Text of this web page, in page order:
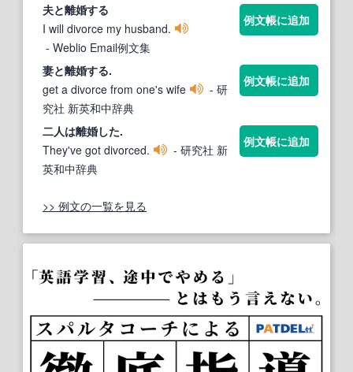
夫と離婚する
I will divorce my husband.
- Weblio Email例文集
例文帳に追加
妻と離婚する.
get a divorce from one's wife
- 研
究社 新英和中辞典
例文帳に追加
二人は離婚した.
They've got divorced.
- 研究社 新
英和中辞典
例文帳に追加
>> 例文の一覧を見る